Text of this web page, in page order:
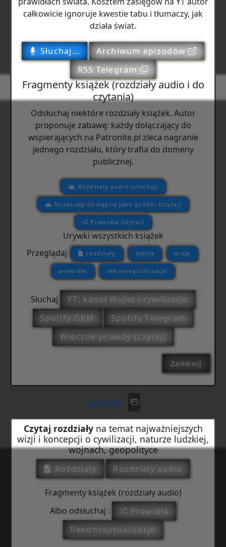
całkowicie ignoruje kwestie tabu i tłumaczy, jak
działa świat.
Słuchaj...
Archiwum epizodów
RSS Telegram
Fragmenty książek (rozdziały audio i do
czytania)
Odsłuchaj niektóre rozdziały książek. Autor
proponuje zabawę: każdy dołączający do
wspierających na Patronite.pl zleca nagranie
jednego rozdziału, który trafia do domeny
publicznej.
Rozdziały audio (słuchaj)
Rozdziały dostępne jako próbki (czytaj)
Prawidła (czytaj)
Urywki wszystkich książek
Przeglądaj
rozdziały motta wizje
prawidła rekonceptualizacje
Słuchaj YT: kanał Wojna i cywilizacja
Spotify GRM
Spotify Telegram
Wieczne prawdy (czytaj)
Zamknij
Rozdziały
Czytaj rozdziałyna temat najważniejszych
wizji i koncepcji o cywilizacji, naturze ludzkiej,
wojnach, geopolityce
Rozdziały Rozdziały audio
Fragmenty książek (rozdziały audio)
Albo odsłuchaj :
Prawidła
Rekonceptualizacje